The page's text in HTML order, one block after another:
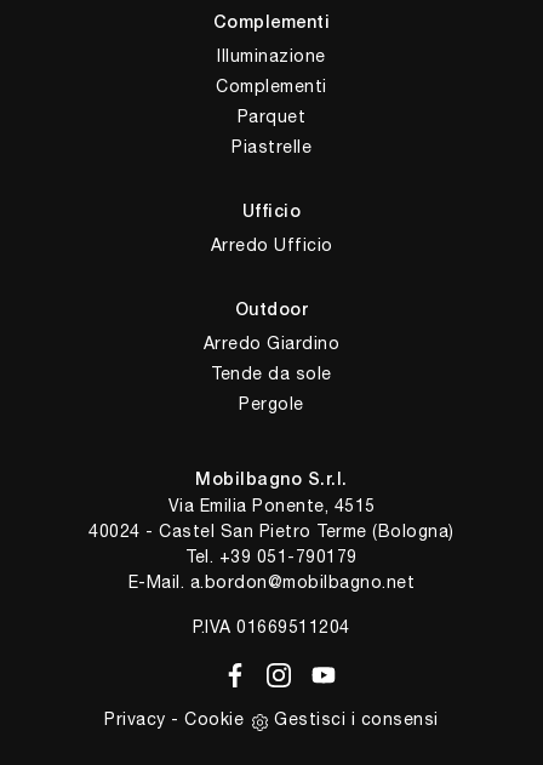
Complementi
Illuminazione
Complementi
Parquet
Piastrelle
Ufficio
Arredo Ufficio
Outdoor
Arredo Giardino
Tende da sole
Pergole
Mobilbagno S.r.l.
Via Emilia Ponente, 4515
40024 - Castel San Pietro Terme (Bologna)
Tel. +39 051-790179
E-Mail. a.bordon@mobilbagno.net
P.IVA 01669511204
Privacy -Cookie Gestisci i consensi